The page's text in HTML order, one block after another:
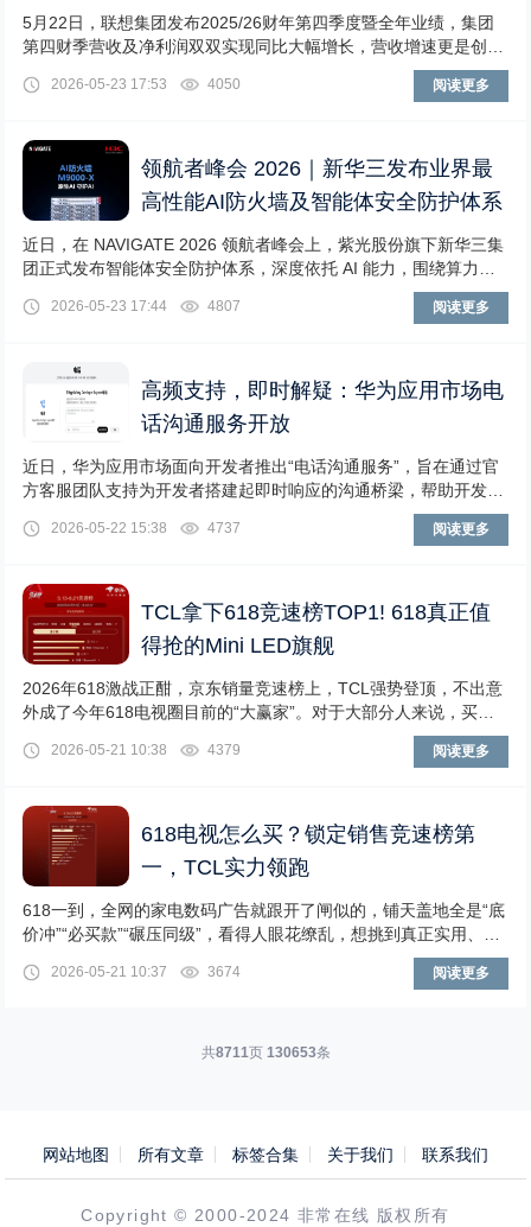
5月22日，联想集团发布2025/26财年第四季度暨全年业绩，集团
第四财季营收及净利润双双实现同比大幅增长，营收增速更是创近
2026-05-23 17:53 4050 阅读更多
领航者峰会 2026｜新华三发布业界最
高性能AI防火墙及智能体安全防护体系
近日，在 NAVIGATE 2026 领航者峰会上，紫光股份旗下新华三集
团正式发布智能体安全防护体系，深度依托 AI 能力，围绕算力、
2026-05-23 17:44 4807 阅读更多
高频支持，即时解疑：华为应用市场电
话沟通服务开放
近日，华为应用市场面向开发者推出“电话沟通服务”，旨在通过官
方客服团队支持为开发者搭建起即时响应的沟通桥梁，帮助开发者
2026-05-22 15:38 4737 阅读更多
TCL拿下618竞速榜TOP1! 618真正值
得抢的Mini LED旗舰
2026年618激战正酣，京东销量竞速榜上，TCL强势登顶，不出意
外成了今年618电视圈目前的“大赢家”。对于大部分人来说，买电
2026-05-21 10:38 4379 阅读更多
618电视怎么买？锁定销售竞速榜第
一，TCL实力领跑
618一到，全网的家电数码广告就跟开了闸似的，铺天盖地全是“底
价冲”“必买款”“碾压同级”，看得人眼花缭乱，想挑到真正实用、能
2026-05-21 10:37 3674 阅读更多
共8711页 130653条
网站地图 所有文章 标签合集 关于我们 联系我们
Copyright © 2000-2024 非常在线 版权所有